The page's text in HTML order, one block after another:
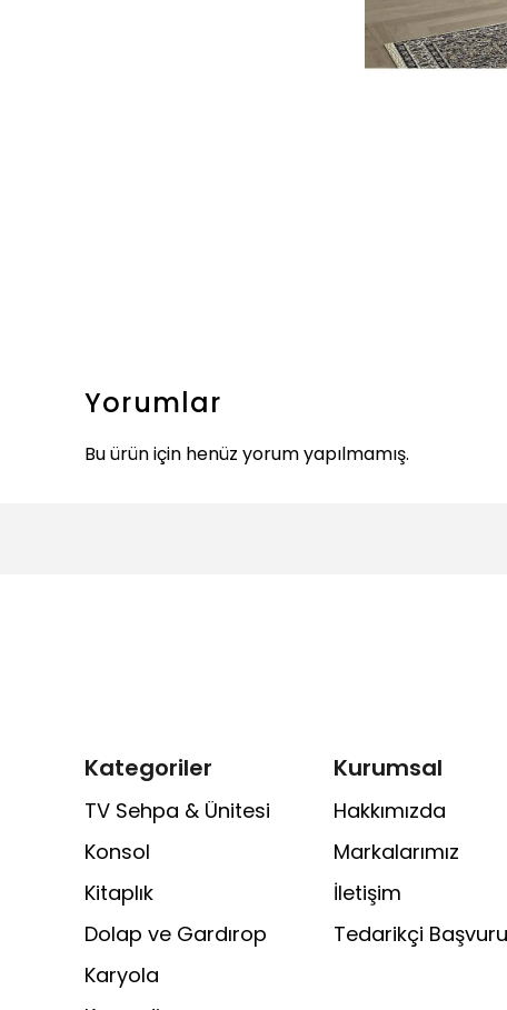
Yorumlar
Bu ürün için henüz yorum yapılmamış.
Kategoriler
TV Sehpa & Ünitesi
Konsol
Kitaplık
Dolap ve Gardırop
Karyola
Kurumsal
Hakkımızda
Markalarımız
İletişim
Tedarikçi